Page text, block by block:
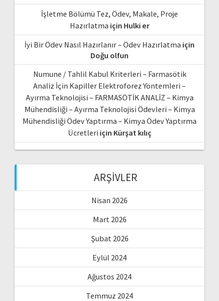
İşletme Bölümü Tez, Ödev, Makale, Proje
Hazırlatma için Hulki er
İyi Bir Ödev Nasıl Hazırlanır – Ödev Hazırlatma için
Doğu olfun
Numune / Tahlil Kabul Kriterleri – Farmasötik
Analiz İçin Kapiller Elektroforez Yöntemleri –
Ayırma Teknolojisi – FARMASÖTİK ANALİZ – Kimya
Mühendisliği – Ayırma Teknolojisi Ödevleri – Kimya
Mühendisliği Ödev Yaptırma – Kimya Ödev Yaptırma
Ücretleri için Kürşat kılıç
ARŞIVLER
Nisan 2026
Mart 2026
Şubat 2026
Eylül 2024
Ağustos 2024
Temmuz 2024